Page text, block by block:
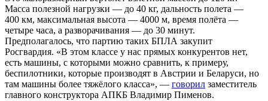
Масса полезной нагрузки — до 40 кг, дальность полета —
400 км, максимальная высота — 4000 м, время полёта —
четыре часа, а разворачивания — до 30 минут.
Предполагалось, что партию таких БПЛА закупит
Росгвардия. «В этом классе у нас прямых конкурентов нет,
есть машины, с которыми можно сравнить, к примеру,
беспилотники, которые производят в Австрии и Беларуси, но
там машины более тяжёлого класса», — говорил заместитель
главного конструктора АПКБ Владимир Пименов.